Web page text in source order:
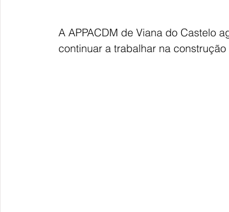
A APPACDM de Viana do Castelo
continuar a trabalhar na